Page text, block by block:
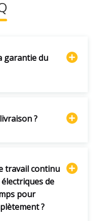
garantie du
?
travail continu
de
pour
?